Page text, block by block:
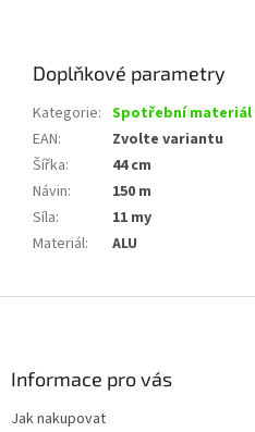
Doplňkové parametry
Kategorie: Spotřební materiál
EAN:
Zvolte variantu
Šířka:
44 cm
Návin:
150 m
Síla:
11 my
Materiál: ALU
Informace pro vás
Jak nakupovat